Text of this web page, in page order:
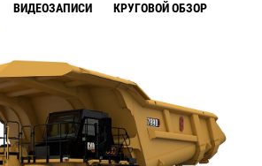
ВИДЕОЗАПИСИ КРУГОВОЙ ОБЗОР